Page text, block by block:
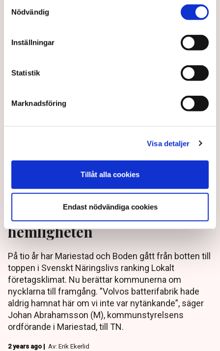
Nödvändig
Inställningar
Statistik
Marknadsföring
Visa detaljer
Tillåt alla cookies
Endast nödvändiga cookies
landet, inklusive mindre tätorter, skriver
Från botten till toppen –
kommuntopparna avslöjar
hemligheten
På tio år har Mariestad och Boden gått från botten till
toppen i Svenskt Näringslivs ranking Lokalt
företagsklimat. Nu berättar kommunerna om
nycklarna till framgång. ”Volvos batterifabrik hade
aldrig hamnat här om vi inte var nytänkande”, säger
Johan Abrahamsson (M), kommunstyrelsens
ordförande i Mariestad, till TN.
2 years ago | Av: Erik Ekerlid